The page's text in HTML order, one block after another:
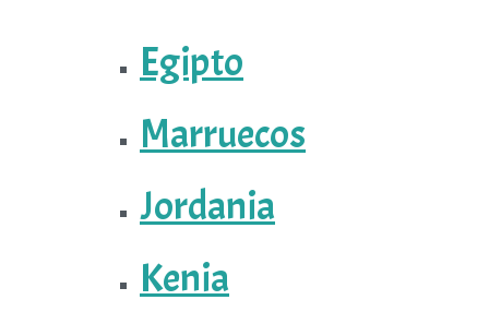
Egipto
Marruecos
Jordania
Kenia